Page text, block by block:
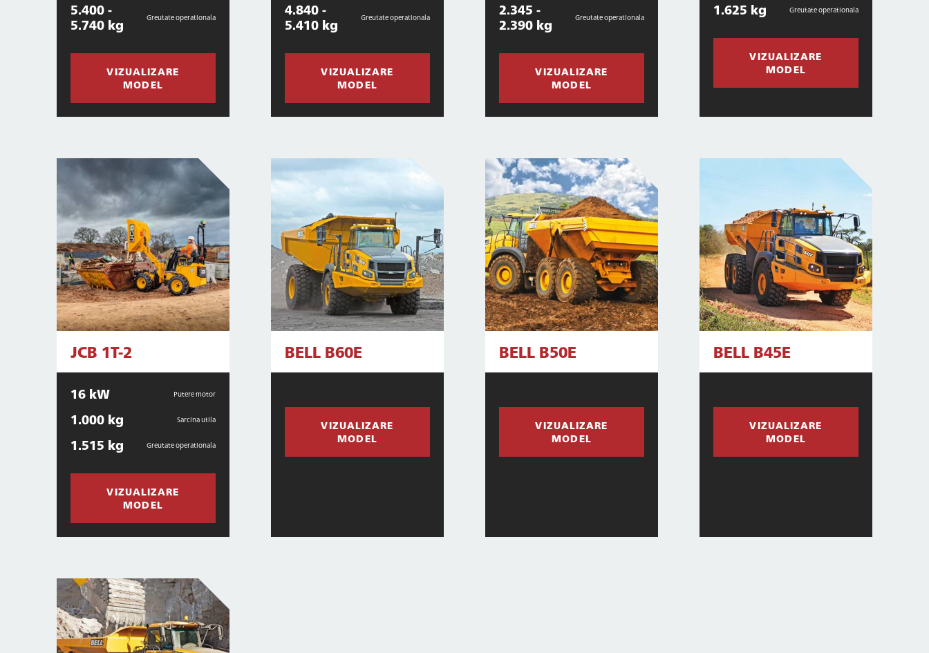
5.400 -
5.740 kg
Greutate operationala
VIZUALIZARE
MODEL
4.840 -
5.410 kg
Greutate operationala
VIZUALIZARE
MODEL
2.345 -
2.390 kg
Greutate operationala
VIZUALIZARE
MODEL
1.625 kg Greutate operationala
VIZUALIZARE
MODEL
JCB 1T-2
16 kW Putere motor
1.000 kg Sarcina utila
1.515 kg Greutate operationala
VIZUALIZARE
MODEL
BELL B60E
VIZUALIZARE
MODEL
BELL B50E
VIZUALIZARE
MODEL
BELL B45E
VIZUALIZARE
MODEL